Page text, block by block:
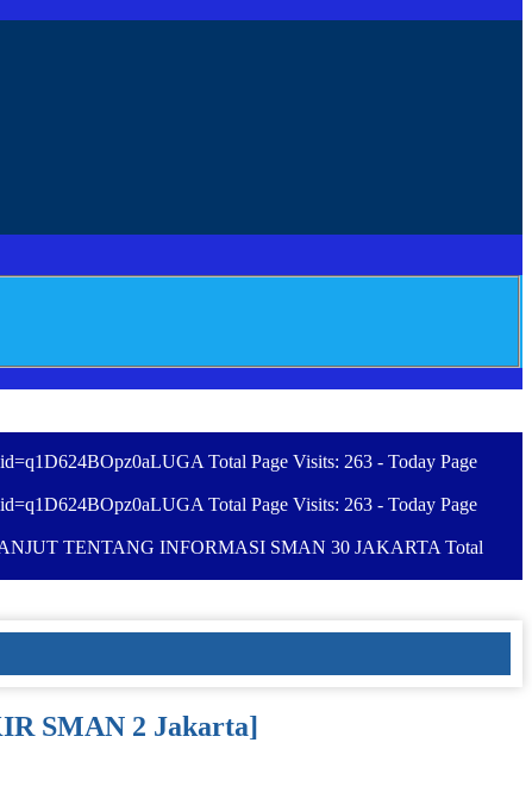
Total Page Visits: 263 - Today Page
Total Page Visits: 263 - Today Page
TENTANG INFORMASI SMAN 30 JAKARTA Total
SMAN 2 Jakarta]